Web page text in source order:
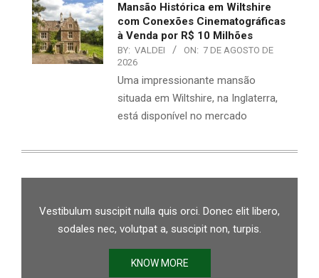
Mansão Histórica em Wiltshire
com Conexões Cinematográficas
à Venda por R$ 10 Milhões
BY: VALDEI ON: 7 DE AGOSTO DE
2026
Uma impressionante mansão
situada em Wiltshire, na Inglaterra,
está disponível no mercado
Vestibulum suscipit nulla quis orci. Donec elit libero,
sodales nec, volutpat a, suscipit non, turpis.
KNOW MORE